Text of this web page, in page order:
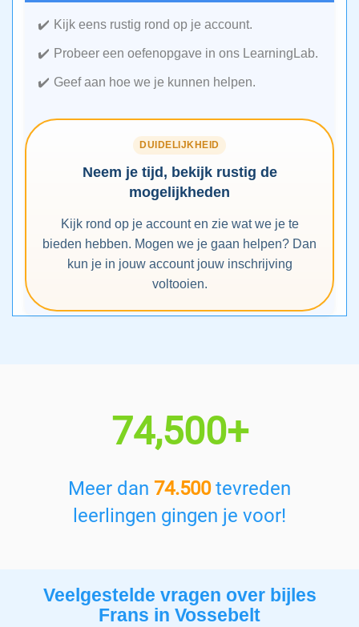
Kijk eens rustig rond op je account.
Probeer een oefenopgave in ons LearningLab.
Geef aan hoe we je kunnen helpen.
DUIDELIJKHEID
Neem je tijd, bekijk rustig de
mogelijkheden
Kijk rond op je account en zie wat we je te
bieden hebben. Mogen we je gaan helpen? Dan
kun je in jouw account jouw inschrijving
voltooien.
74,500+
Meer dan 74.500tevreden
leerlingen gingen je voor!
Veelgestelde vragen over bijles
Frans in Vossebelt